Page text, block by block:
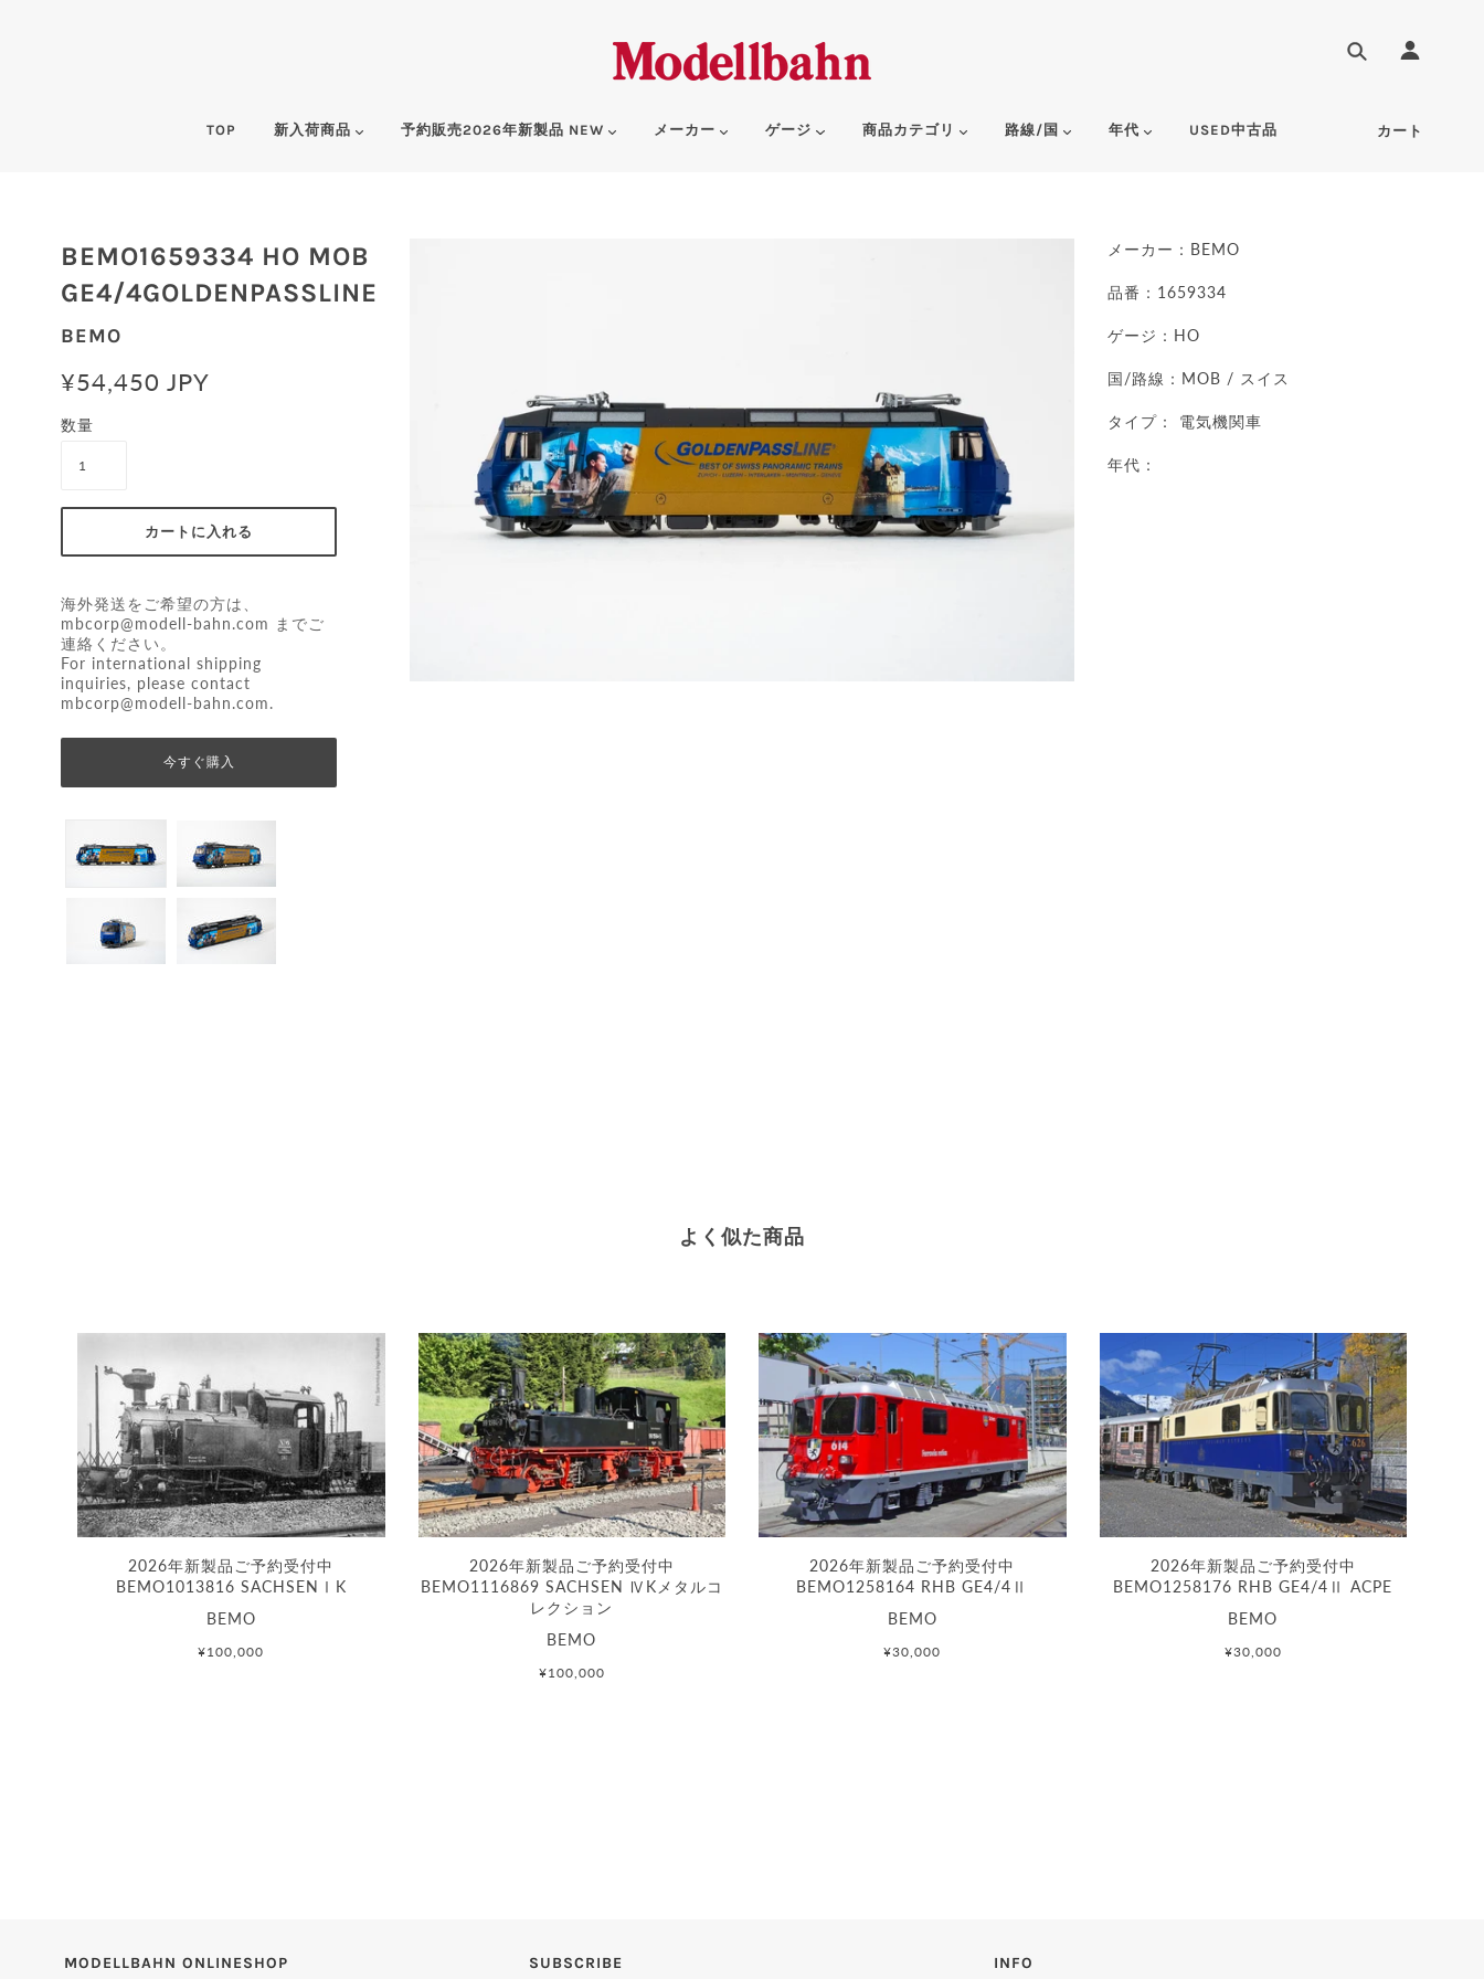
TOP 新入荷商品 予約販売2026年新製品 NEW メーカー ゲージ 商品カテゴリ 路線/国 年代 USED中古品 カート
BEMO1659334 HO MOB
GE4/4GOLDENPASSLINE
BEMO
¥54,450 JPY
数量
海外発送をご希望の方は、
mbcorp@modell-bahn.com
までご
連絡ください。
For international shipping
inquiries, please contact
mbcorp@modell-bahn.com.
今すぐ購入
メーカー：BEMO
品番：1659334
ゲージ：HO
国/路線：MOB / スイス
タイプ： 電気機関車
年代：
よく似た商品
2026年新製品ご予約受付中
BEMO1013816 SACHSENⅠK
BEMO
¥100,000
2026年新製品ご予約受付中
BEMO1116869 SACHSEN ⅣKメタルコ
レクション
BEMO
¥100,000
2026年新製品ご予約受付中
BEMO1258164 RHB GE4/4Ⅱ
BEMO
¥30,000
2026年新製品ご予約受付中
BEMO1258176 RHB GE4/4Ⅱ ACPE
BEMO
¥30,000
MODELLBAHN ONLINESHOP SUBSCRIBE INFO